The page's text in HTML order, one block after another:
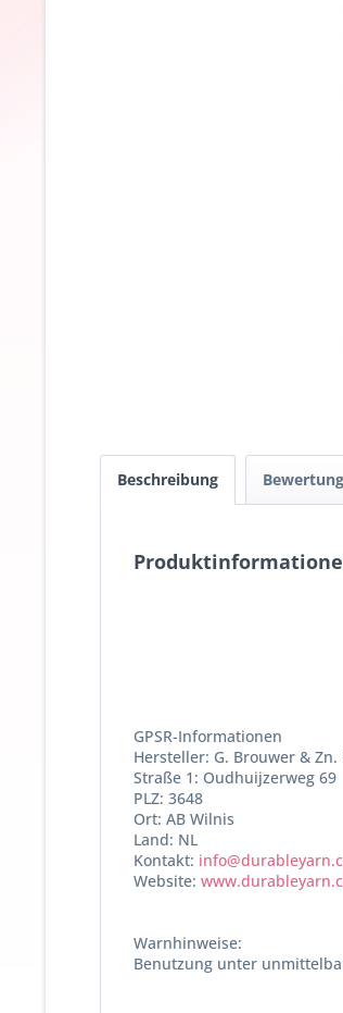
Beschreibung
GPSR-Informationen
Hersteller: G. Brouwer & Zn.
Straße 1: Oudhuijzerweg 69
PLZ: 3648
Ort: AB Wilnis
Land: NL
Kontakt:
Website:
Warnhinweise:
Benutzung unter